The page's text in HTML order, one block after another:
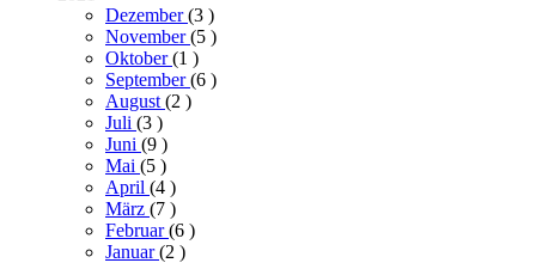
Dezember(3 )
November(5 )
Oktober(1 )
September(6 )
August(2 )
Juli (3 )
Juni (9 )
Mai (5 )
April (4 )
März (7 )
Februar(6 )
Januar(2 )